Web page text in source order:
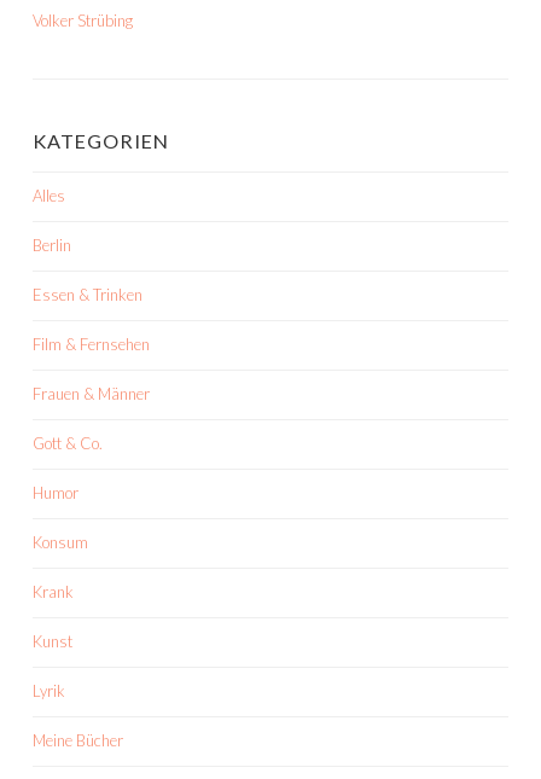
Volker Strübing
KATEGORIEN
Alles
Berlin
Essen & Trinken
Film & Fernsehen
Frauen & Männer
Gott & Co.
Humor
Konsum
Krank
Kunst
Lyrik
Meine Bücher